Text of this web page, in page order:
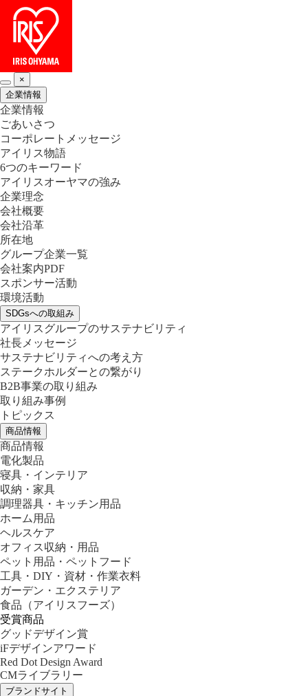
×
企業情報
企業情報
ごあいさつ
コーポレートメッセージ
アイリス物語
6つのキーワード
アイリスオーヤマの強み
企業理念
会社概要
会社沿革
所在地
グループ企業一覧
会社案内PDF
スポンサー活動
環境活動
SDGsへの取組み
アイリスグループのサステナビリティ
社長メッセージ
サステナビリティへの考え方
ステークホルダーとの繋がり
B2B事業の取り組み
取り組み事例
トピックス
商品情報
商品情報
電化製品
寝具・インテリア
収納・家具
調理器具・キッチン用品
ホーム用品
ヘルスケア
オフィス収納・用品
ペット用品・ペットフード
工具・DIY・資材・作業衣料
ガーデン・エクステリア
食品 （アイリスフーズ）
受賞商品
グッドデザイン賞
iFデザインアワード
Red Dot Design Award
CMライブラリー
ブランドサイト